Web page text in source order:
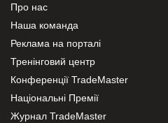
Про нас
Наша команда
Реклама на порталі
Тренінговий центр
Конференції TradeMaster
Національні Премії
Журнал TradeMaster